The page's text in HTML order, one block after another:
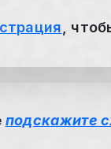
,
подскажите